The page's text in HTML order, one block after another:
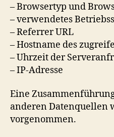
– Browsertyp und
– verwendetes
– Referrer URL
– Hostname des
– Uhrzeit der
– IP-Adresse
Eine
anderen Datenquellen
vorgenommen.